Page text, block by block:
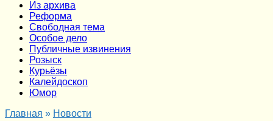
Из архива
Реформа
Cвободная тема
Особое дело
Публичные извинения
Розыск
Курьёзы
Калейдоскоп
Юмор
Главная » Новости